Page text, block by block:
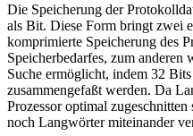
Die Speicherung der
als Bit. Diese Form bringt zwei
komprimierte Speicherung des
Speicherbedarfes, zum anderen
Suche ermöglicht, indem 32
zusammengefaßt werden. Da
Prozessor optimal
noch Langwörter miteinander